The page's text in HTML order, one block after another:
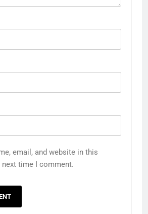
email, and website in this
time I comment.